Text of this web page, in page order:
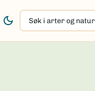
Søk
i
arter